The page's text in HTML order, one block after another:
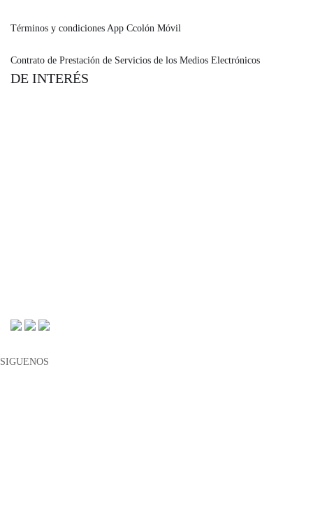
Términos y condiciones App Ccolón Móvil
Contrato de Prestación de Servicios de los Medios Electrónicos
DE INTERÉS
SIGUENOS